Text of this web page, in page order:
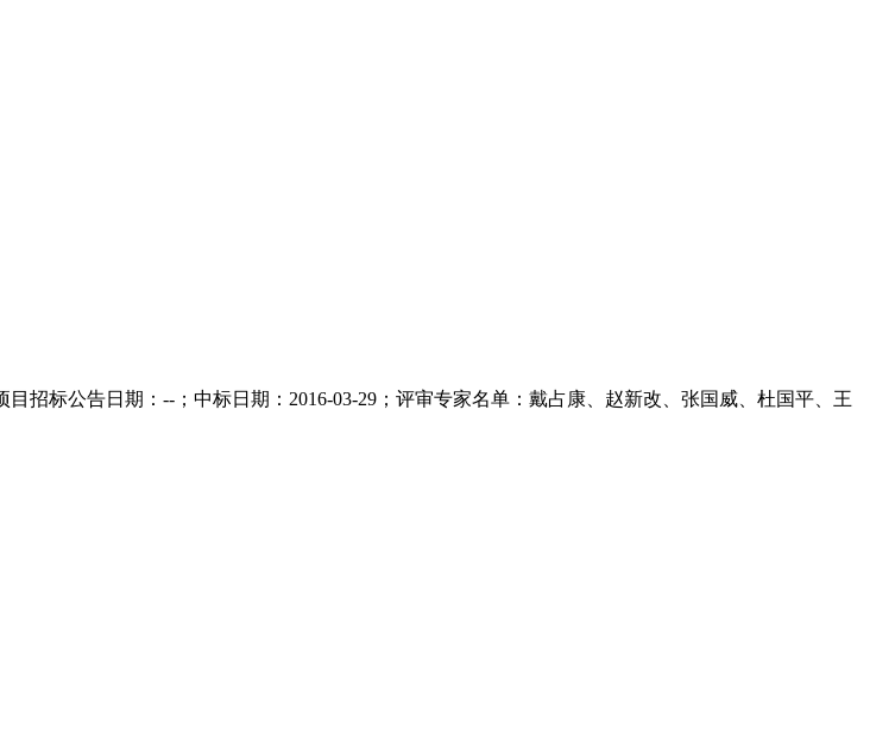
招标公告日期：--；中标日期：2016-03-29；评审专家名单：戴占康、赵新改、张国威、杜国平、王